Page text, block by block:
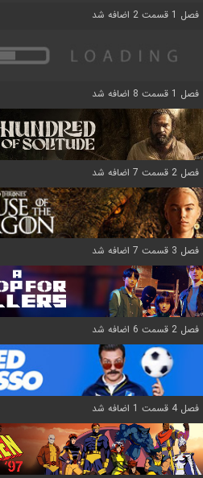
فصل 1 قسمت 2 اضافه شد
فصل 1 قسمت 8 اضافه شد
فصل 2 قسمت 7 اضافه شد
فصل 3 قسمت 7 اضافه شد
فصل 2 قسمت 6 اضافه شد
فصل 4 قسمت 1 اضافه شد